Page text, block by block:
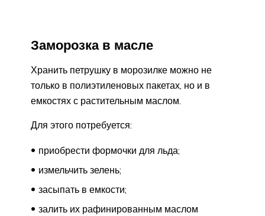
Заморозка в масле
Хранить петрушку в морозилке можно не
только в полиэтиленовых пакетах, но и в
емкостях с растительным маслом.
Для этого потребуется:
приобрести формочки для льда;
измельчить зелень;
засыпать в емкости;
залить их рафинированным маслом